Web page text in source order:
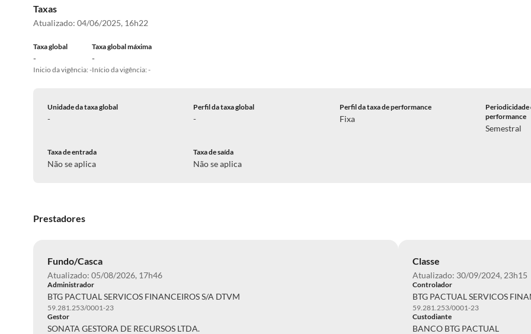
Taxas
Atualizado: 04/06/2025, 16h22
Taxa global
-
Inicio da vigência: -
Taxa global máxima
-
Início da vigência: -
Unidade da taxa global
-
Perfil da taxa global
-
Perfil da taxa de performance
Fixa
Periodicidade
performance
Semestral
Taxa de entrada
Não se aplica
Taxa de saída
Não se aplica
Prestadores
Fundo/Casca
Atualizado: 05/08/2026, 17h46
Administrador
BTG PACTUAL SERVICOS FINANCEIROS S/A DTVM
59.281.253/0001-23
Gestor
SONATA GESTORA DE RECURSOS LTDA.
Classe
Atualizado: 30/09/2024, 23h15
Controlador
BTG PACTUAL SERVICOS
59.281.253/0001-23
Custodiante
BANCO BTG PACTUAL